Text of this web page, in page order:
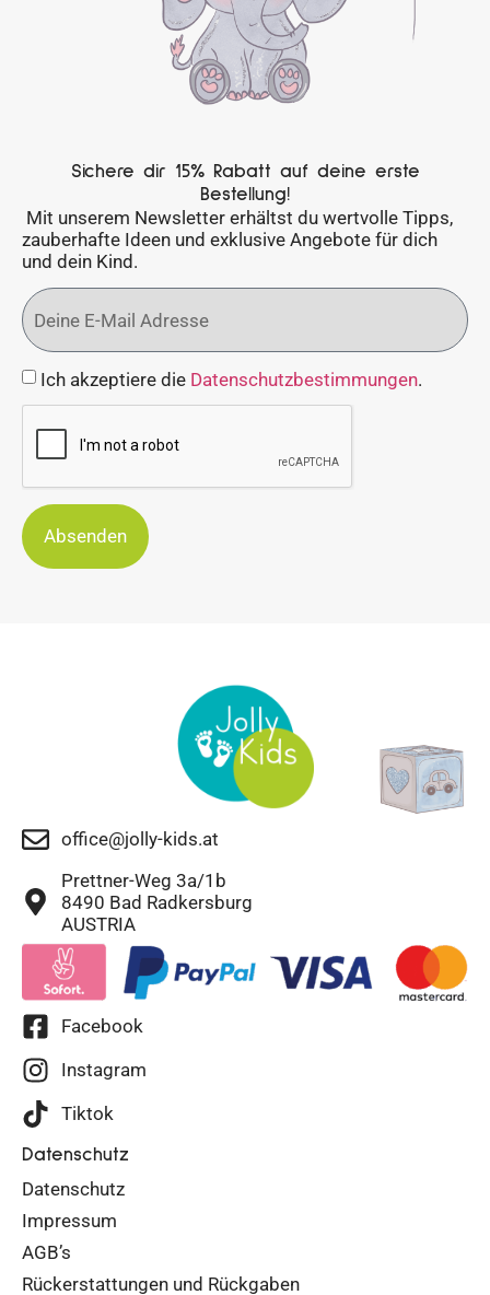
Sichere dir 15% Rabatt auf deine erste
Bestellung!
Mit unserem Newsletter erhältst du wertvolle Tipps,
zauberhafte Ideen und exklusive Angebote für dich
und dein Kind.
Ich akzeptiere die Datenschutzbestimmungen.
Absenden
office@jolly-kids.at
Prettner-Weg 3a/1b
8490 Bad Radkersburg
AUSTRIA
Facebook
Instagram
Tiktok
Datenschutz
Datenschutz
Impressum
AGB’s
Rückerstattungen und Rückgaben